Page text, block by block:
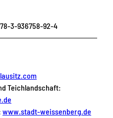
3-936758-92-4
Teichlandschaft:
www.stadt-weissenberg.de